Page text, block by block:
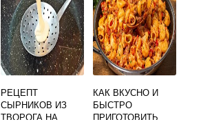
РЕЦЕПТ
СЫРНИКОВ ИЗ
ТВОРОГА НА
КАК ВКУСНО И
БЫСТРО
ПРИГОТОВИТЬ